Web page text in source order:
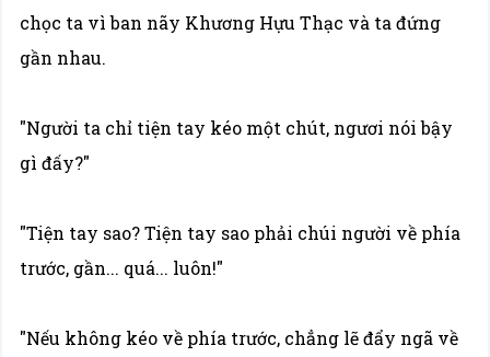
chọc ta vì ban nãy Khương Hựu Thạc và ta đứng
gần nhau.
"Người ta chỉ tiện tay kéo một chút, ngươi nói bậy
gì đấy?"
"Tiện tay sao? Tiện tay sao phải chúi người về phía
trước, gần... quá... luôn!"
"Nếu không kéo về phía trước, chẳng lẽ đẩy ngã về